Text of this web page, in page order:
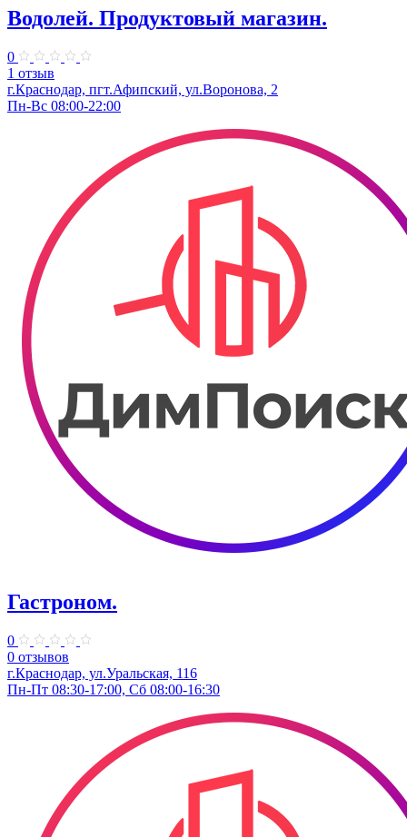
Водолей. Продуктовый магазин.
0
1 отзыв
г.Краснодар, пгт.Афипский, ул.Воронова, 2
Пн-Вс 08:00-22:00
Гастроном.
0
0 отзывов
г.Краснодар, ул.Уральская, 116
Пн-Пт 08:30-17:00, Сб 08:00-16:30